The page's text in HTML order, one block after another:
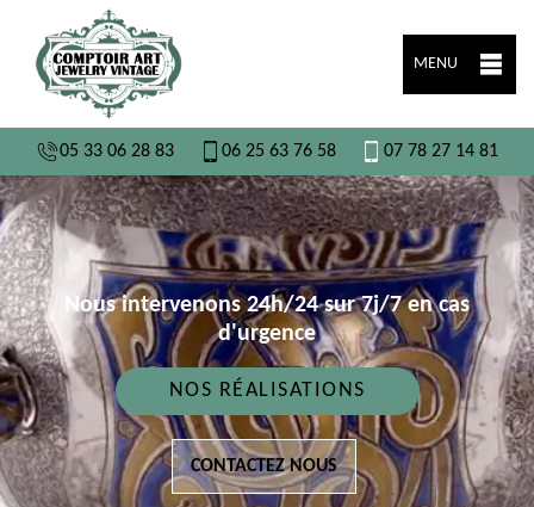
MENU
05 33 06 28 83 06 25 63 76 58 07 78 27 14 81
Nous intervenons 24h/24 sur 7j/7 en cas
d'urgence
NOS RÉALISATIONS
CONTACTEZ NOUS